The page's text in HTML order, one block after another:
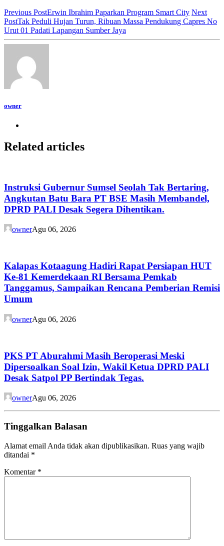
Previous PostErwin Ibrahim Paparkan Program Smart City Next
PostTak Peduli Hujan Turun, Ribuan Massa Pendukung Capres No
Urut 01 Padati Lapangan Sumber Jaya
owner
Related articles
Instruksi Gubernur Sumsel Seolah Tak Bertaring,
Angkutan Batu Bara PT BSE Masih Membandel,
DPRD PALI Desak Segera Dihentikan.
ownerAgu 06, 2026
Kalapas Kotaagung Hadiri Rapat Persiapan HUT
Ke-81 Kemerdekaan RI Bersama Pemkab
Tanggamus, Sampaikan Rencana Pemberian Remisi
Umum
ownerAgu 06, 2026
PKS PT Aburahmi Masih Beroperasi Meski
Dipersoalkan Soal Izin, Wakil Ketua DPRD PALI
Desak Satpol PP Bertindak Tegas.
ownerAgu 06, 2026
Tinggalkan Balasan
Alamat email Anda tidak akan dipublikasikan. Ruas yang wajib
ditandai *
Komentar *